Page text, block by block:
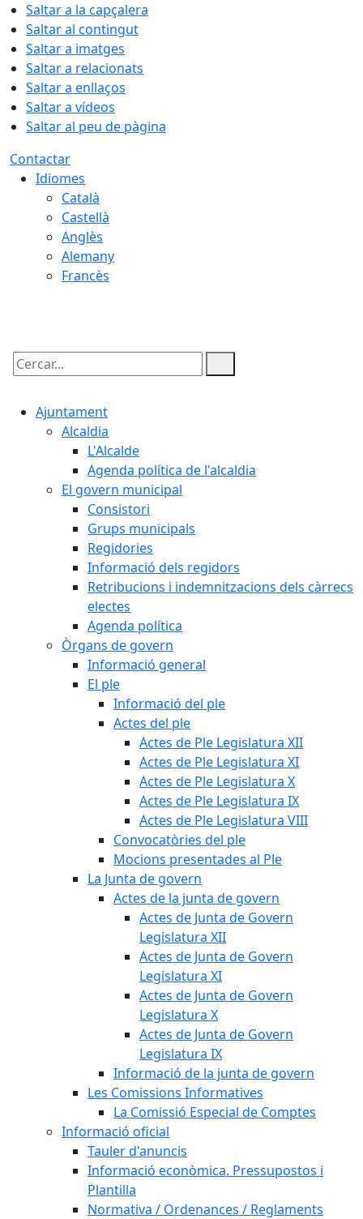
Saltar a la capçalera
Saltar al contingut
Saltar a imatges
Saltar a relacionats
Saltar a enllaços
Saltar a vídeos
Saltar al peu de pàgina
Contactar
Idiomes
Català
Castellà
Anglès
Alemany
Francès
Cercar:
Ajuntament
Alcaldia
L'Alcalde
Agenda política de l'alcaldia
El govern municipal
Consistori
Grups municipals
Regidories
Informació dels regidors
Retribucions i indemnitzacions dels càrrecs
electes
Agenda política
Òrgans de govern
Informació general
El ple
Informació del ple
Actes del ple
Actes de Ple Legislatura XII
Actes de Ple Legislatura XI
Actes de Ple Legislatura X
Actes de Ple Legislatura IX
Actes de Ple Legislatura VIII
Convocatòries del ple
Mocions presentades al Ple
La Junta de govern
Actes de la junta de govern
Actes de Junta de Govern
Legislatura XII
Actes de Junta de Govern
Legislatura XI
Actes de Junta de Govern
Legislatura X
Actes de Junta de Govern
Legislatura IX
Informació de la junta de govern
Les Comissions Informatives
La Comissió Especial de Comptes
Informació oficial
Tauler d'anuncis
Informació econòmica. Pressupostos i
Plantilla
Normativa / Ordenances / Reglaments